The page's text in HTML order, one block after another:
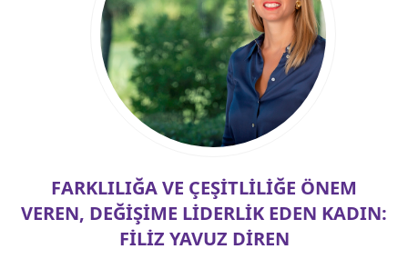
FARKLILIĞA VE ÇEŞİTLİLİĞE ÖNEM
VEREN, DEĞİŞİME LİDERLİK EDEN KADIN:
FİLİZ YAVUZ DİREN